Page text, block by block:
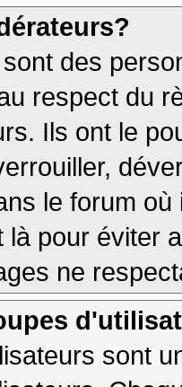
des
respect du
Ils ont le
le forum
là pour éviter
ne
sont